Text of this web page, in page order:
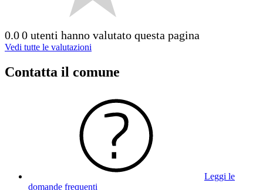
0.00 utenti hanno valutato questa pagina
Vedi tutte le valutazioni
Contatta il comune
Leggi le
domande frequenti